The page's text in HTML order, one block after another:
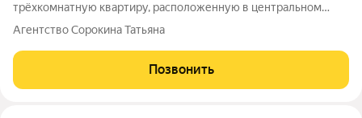
трёхкомнатную квартиру, расположенную в центральном
районе города. Квартира находится на 3 этаже 10-ти этажного
дома с видом на остров Канта. Преимущества:63,4 м, из
которых 7 м - кухня. Квартира
Агентство Сорокина Татьяна
Позвонить